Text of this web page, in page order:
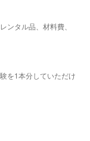
ンタル品、材料費、
を1本分していただけ